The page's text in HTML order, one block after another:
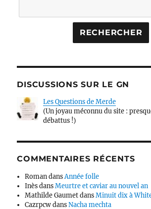
DISCUSSIONS SUR LE GN
Les Questions de Merde
(Un joyau méconnu du site :
débattus !)
COMMENTAIRES RÉCENTS
Roman dansAnnée folle
Inès dansMeurtre et caviar au nouvel an
Mathilde Gaumet dansMinuit dix à
Cazrpcw dansNacha mechta